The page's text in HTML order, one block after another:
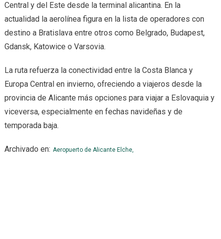
Central y del Este desde la terminal alicantina. En la
actualidad la aerolínea figura en la lista de operadores con
destino a Bratislava entre otros como Belgrado, Budapest,
Gdansk, Katowice o Varsovia.
La ruta refuerza la conectividad entre la Costa Blanca y
Europa Central en invierno, ofreciendo a viajeros desde la
provincia de Alicante más opciones para viajar a Eslovaquia y
viceversa, especialmente en fechas navideñas y de
temporada baja.
Archivado en: Aeropuerto de Alicante Elche,